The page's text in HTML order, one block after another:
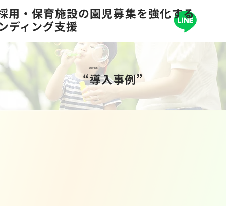
用・保育施設の園児募集を強化する
ディング支援
WORKS
“導入事例”